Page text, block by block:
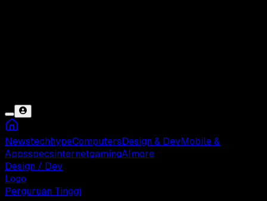
NewstechhypeComputers Design & Dev Mobile &
AppsspecsinternetgamingAI more
Design / Dev
Logo
Perguruan Tinggi